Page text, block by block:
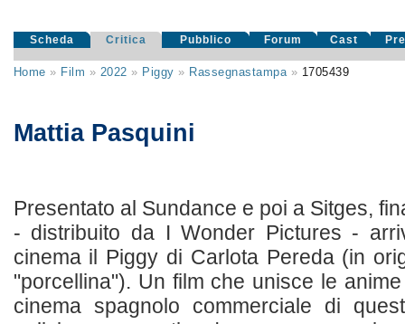
Scheda Critica Pubblico Forum Cast
Home » Film » 2022 » Piggy » Rassegnastampa» 1705439
Mattia Pasquini
Presentato al Sundance e poi a Sitges,
- distribuito da I Wonder Pictures -
cinema il Piggy di Carlota Pereda (in
"porcellina"). Un film che unisce le
cinema spagnolo commerciale di